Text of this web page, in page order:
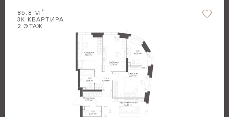
85.8 М 2
3 К КВАРТИРА
2 ЭТАЖ